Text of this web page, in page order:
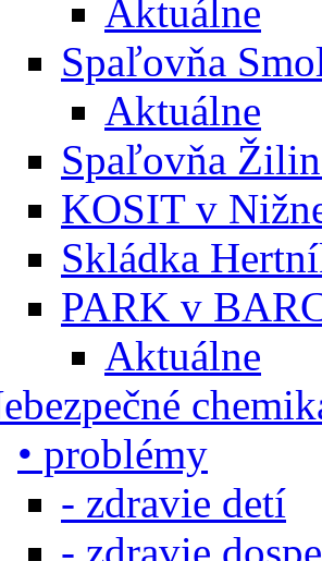
Aktuálne
Spaľovňa
Aktuálne
Spaľovňa
KOSIT v
Skládka
PARK v
Aktuálne
• problémy
- zdravie detí
- zdravie